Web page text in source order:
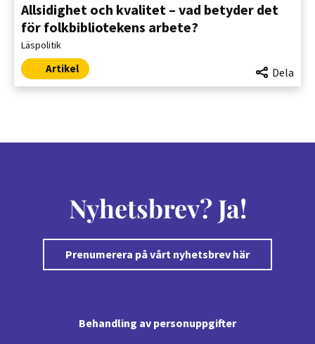
Allsidighet och kvalitet – vad betyder det
för folkbibliotekens arbete?
Läspolitik
Artikel Dela
Behandling av personuppgifter
Nyhetsbrev? Ja!
Prenumerera på vårt nyhetsbrev här